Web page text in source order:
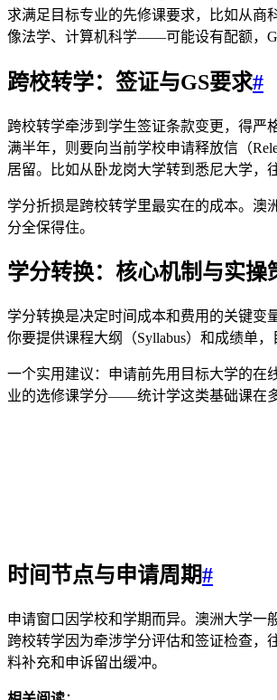
求满足目标专业的先修课要求，比如从
像法学、计算机科学——可能设有配额，
跨校转学：签证与GS要求#
跨校转学牵涉到学生签证条款变更，得严
满半年，则要向当前学校申请释放信（
居留。比如从卧龙岗大学转到悉尼大学，
学分折损是跨校转学里最实在的成本。澳
分全保得住。
学分转换：核心机制与实操
学分转换是决定时间成本和费用的关键变
你要提供课程大纲（Syllabus）和成绩单
一个实用建议：申请前先用目标大学的在
业的选修课学分——统计学这类基础课在
时间节点与申请周期#
申请窗口因学校和学期而异。澳洲大学一
跨校转学因为牵涉学分评估和签证检查，
料补充和申诉留出缓冲。